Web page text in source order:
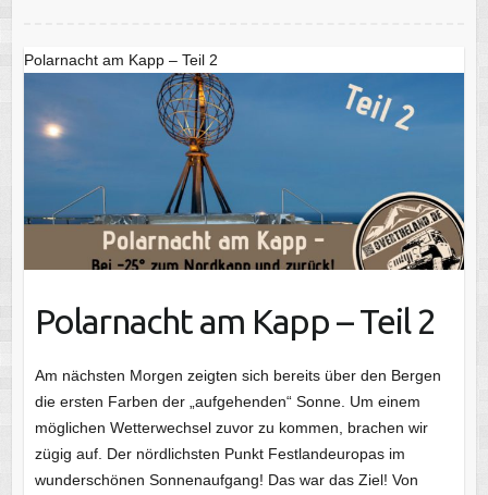
Polarnacht am Kapp – Teil 2
Polarnacht am Kapp – Teil 2
Am nächsten Morgen zeigten sich bereits über den Bergen
die ersten Farben der „aufgehenden“ Sonne. Um einem
möglichen Wetterwechsel zuvor zu kommen, brachen wir
zügig auf. Der nördlichsten Punkt Festlandeuropas im
wunderschönen Sonnenaufgang! Das war das Ziel! Von